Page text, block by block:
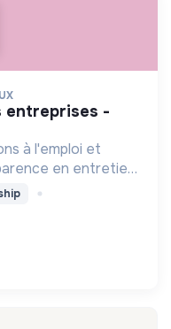
à l'emploi et
en entretien